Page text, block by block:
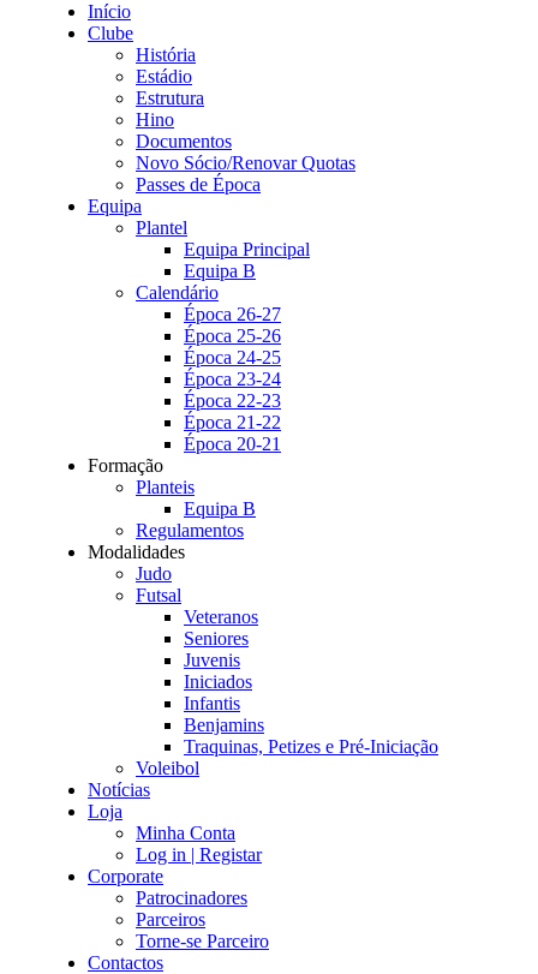
Início
Clube
História
Estádio
Estrutura
Hino
Documentos
Novo Sócio/Renovar Quotas
Passes de Época
Equipa
Plantel
Equipa Principal
Equipa B
Calendário
Época 26-27
Época 25-26
Época 24-25
Época 23-24
Época 22-23
Época 21-22
Época 20-21
Formação
Planteis
Equipa B
Regulamentos
Modalidades
Judo
Futsal
Veteranos
Seniores
Juvenis
Iniciados
Infantis
Benjamins
Traquinas, Petizes e Pré-Iniciação
Voleibol
Notícias
Loja
Minha Conta
Log in | Registar
Corporate
Patrocinadores
Parceiros
Torne-se Parceiro
Contactos